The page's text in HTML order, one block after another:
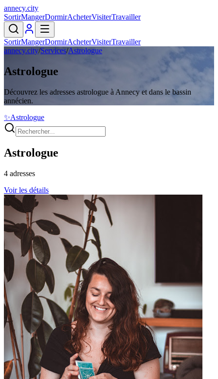
annecy.city
SortirMangerDormirAcheterVisiterTravailler
SortirMangerDormirAcheterVisiterTravailler
annecy.city/Services/Astrologue
Astrologue
Découvrez les adresses astrologue à Annecy et dans le bassin
annécien.
✨Astrologue
Astrologue
4 adresses
Voir les détails